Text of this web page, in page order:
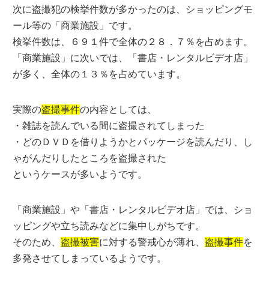
次に盗撮犯の検挙件数が多かったのは、ショッピングモ
ール等の「商業施設」です。
検挙件数は、６９１件で全体の２８．７％を占めます。
「商業施設」に次いでは、「書店・レンタルビデオ店」
が多く、全体の１３％を占めています。
実際の盗撮事件の内容としては、
・雑誌を読んでいる間に盗撮されてしまった
・どのＤＶＤを借りようかとパッケージを読んだり、し
ゃがんだりしたところを盗撮された
というケースが多いようです。
「商業施設」や「書店・レンタルビデオ店」では、ショ
ッピングや立ち読みなどに集中しがちです。
そのため、 盗撮被害に対する警戒心が薄れ、 盗撮事件を
多発させてしまっているようです。